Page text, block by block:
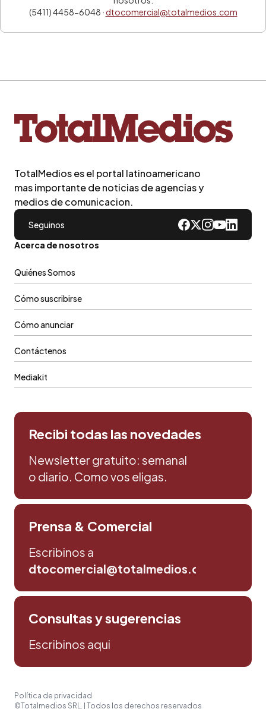
(5411) 4458-6048 ·dtocomercial@totalmedios.com
TotalMedios es el portal latinoamericano
mas importante de noticias de agencias y
medios de comunicacion.
Seguinos
Acerca de nosotros
Quiénes Somos
Cómo suscribirse
Cómo anunciar
Contáctenos
Mediakit
Recibi todas las novedades
Newsletter gratuito: semanal
o diario. Como vos eligas.
Prensa & Comercial
Escribinos a
dtocomercial@totalmedios.com
Consultas y sugerencias
Escribinos aqui
Política de privacidad
©Totalmedios SRL. | Todos los derechos reservados